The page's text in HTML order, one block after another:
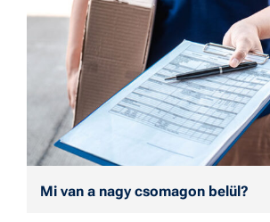
Mi van a nagy csomagon belül?